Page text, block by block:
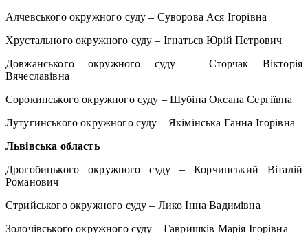
Алчевського окружного суду – Суворова Ася Ігорівна
Хрустального окружного суду – Ігнатьєв Юрій Петрович
Довжанського окружного суду – Сторчак Вікторія
Вячеславівна
Сорокинського окружного суду – Шубіна Оксана Сергіївна
Лутугинського окружного суду – Якімінська Ганна Ігорівна
Львівська область
Дрогобицького окружного суду – Корчинський Віталій
Романович
Стрийського окружного суду – Лико Інна Вадимівна
Золочівського окружного суду – Гавришків Марія Ігорівна